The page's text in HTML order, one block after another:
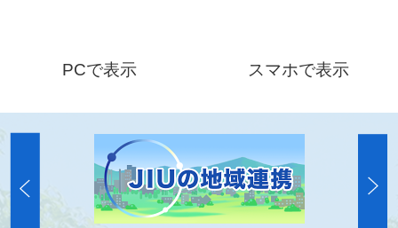
PCで表示 スマホで表示